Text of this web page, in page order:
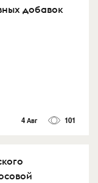
добавок
4 Авг 101